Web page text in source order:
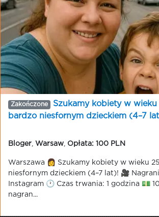
Zakończone
Szukamy kobiety w
bardzo niesfornym dzieckiem (4–7
Bloger Warsaw Opłata: 100 PLN
Warszawa 👩 Szukamy kobiety w wieku
niesfornym dzieckiem (4–7 lat)! 🎥
Instagram 🕐 Czas trwania: 1 godzina 💵
nagran...